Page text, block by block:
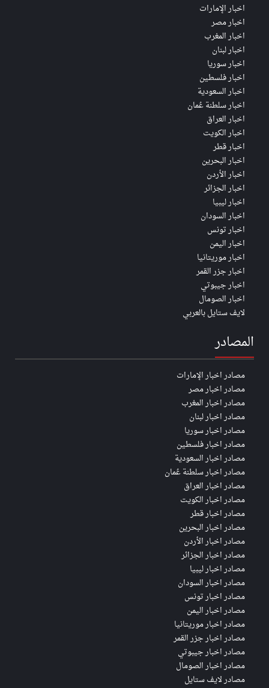
اخبار الإمارات
اخبار مصر
اخبار المغرب
اخبار لبنان
اخبار سوريا
اخبار فلسطين
اخبار السعودية
اخبار سلطنة عُمان
اخبار العراق
اخبار الكويت
اخبار قطر
اخبار البحرين
اخبار الأردن
اخبار الجزائر
اخبار ليبيا
اخبار السودان
اخبار تونس
اخبار اليمن
اخبار موريتانيا
اخبار جزر القمر
اخبار جيبوتي
اخبار الصومال
لايف ستايل بالعربي
المصادر
مصادر اخبار الإمارات
مصادر اخبار مصر
مصادر اخبار المغرب
مصادر اخبار لبنان
مصادر اخبار سوريا
مصادر اخبار فلسطين
مصادر اخبار السعودية
مصادر اخبار سلطنة عُمان
مصادر اخبار العراق
مصادر اخبار الكويت
مصادر اخبار قطر
مصادر اخبار البحرين
مصادر اخبار الأردن
مصادر اخبار الجزائر
مصادر اخبار ليبيا
مصادر اخبار السودان
مصادر اخبار تونس
مصادر اخبار اليمن
مصادر اخبار موريتانيا
مصادر اخبار جزر القمر
مصادر اخبار جيبوتي
مصادر اخبار الصومال
مصادر لايف ستايل